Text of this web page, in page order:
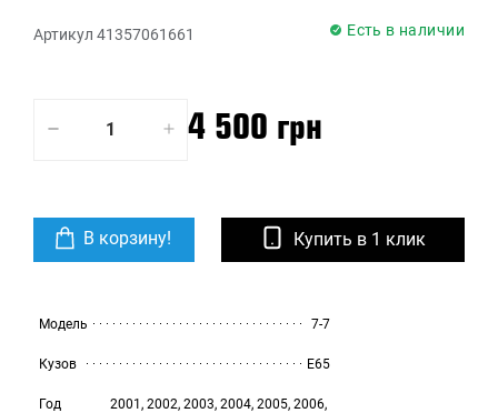
Артикул 41357061661 Есть в наличии
4 500 грн
В корзину! Купить в 1 клик
Модель 7-7
Кузов E65
Год
2001, 2002, 2003, 2004, 2005, 2006,